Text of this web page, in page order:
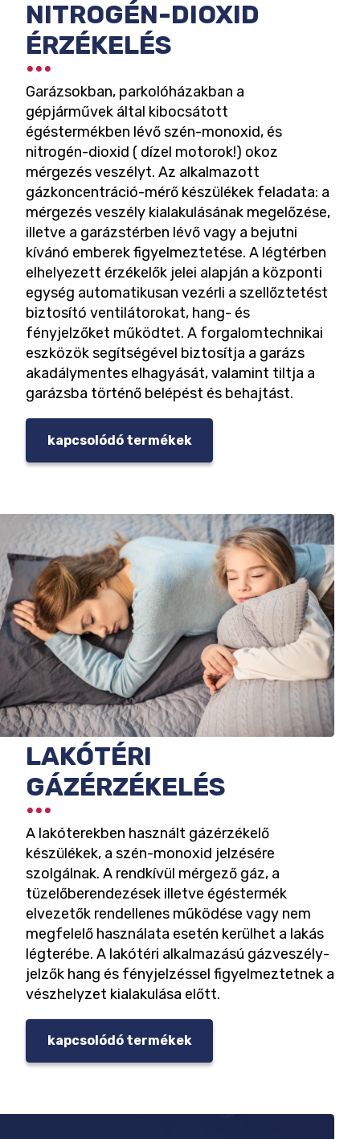
NITROGÉN-DIOXID
ÉRZÉKELÉS
Garázsokban, parkolóházakban a
gépjárművek által kibocsátott
égéstermékben lévő szén-monoxid, és
nitrogén-dioxid ( dízel motorok!) okoz
mérgezés veszélyt. Az alkalmazott
gázkoncentráció-mérő készülékek feladata: a
mérgezés veszély kialakulásának megelőzése,
illetve a garázstérben lévő vagy a bejutni
kívánó emberek figyelmeztetése. A légtérben
elhelyezett érzékelők jelei alapján a központi
egység automatikusan vezérli a szellőztetést
biztosító ventilátorokat, hang- és
fényjelzőket működtet. A forgalomtechnikai
eszközök segítségével biztosítja a garázs
akadálymentes elhagyását, valamint tiltja a
garázsba történő belépést és behajtást.
kapcsolódó termékek
LAKÓTÉRI
GÁZÉRZÉKELÉS
A lakóterekben használt gázérzékelő
készülékek, a szén-monoxid jelzésére
szolgálnak. A rendkívül mérgező gáz, a
tüzelőberendezések illetve égéstermék
elvezetők rendellenes működése vagy nem
megfelelő használata esetén kerülhet a lakás
légterébe. A lakótéri alkalmazású gázveszély-
jelzők hang és fényjelzéssel figyelmeztetnek a
vészhelyzet kialakulása előtt.
kapcsolódó termékek